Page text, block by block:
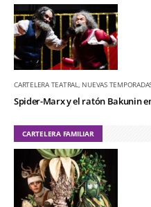
CARTELERA TEATRAL NUEVAS
Spider-Marx y el ratón Bakunin
CARTELERA FAMILIAR